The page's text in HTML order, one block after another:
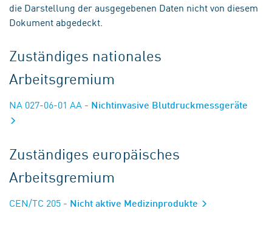
die Darstellung der ausgegebenen Daten nicht von diesem
Dokument abgedeckt.
Zuständiges nationales
Arbeitsgremium
NA 027-06-01 AA - Nichtinvasive Blutdruckmessgeräte
Zuständiges europäisches
Arbeitsgremium
CEN/TC 205 - Nicht aktive Medizinprodukte